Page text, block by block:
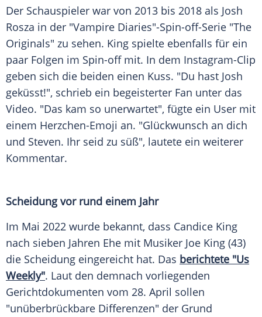
Der Schauspieler war von 2013 bis 2018 als Josh
Rosza in der "Vampire Diaries"-Spin-off-Serie "The
Originals" zu sehen. King spielte ebenfalls für ein
paar Folgen im Spin-off mit. In dem Instagram-Clip
geben sich die beiden einen Kuss. "Du hast Josh
geküsst!", schrieb ein begeisterter Fan unter das
Video. "Das kam so unerwartet", fügte ein User mit
einem Herzchen-Emoji an. "Glückwunsch an dich
und Steven. Ihr seid zu süß", lautete ein weiterer
Kommentar.
Scheidung vor rund einem Jahr
Im Mai 2022 wurde bekannt, dass Candice King
nach sieben Jahren Ehe mit Musiker Joe King (43)
die Scheidung eingereicht hat. Das berichtete "Us
Weekly". Laut den demnach vorliegenden
Gerichtdokumenten vom 28. April sollen
"unüberbrückbare Differenzen" der Grund